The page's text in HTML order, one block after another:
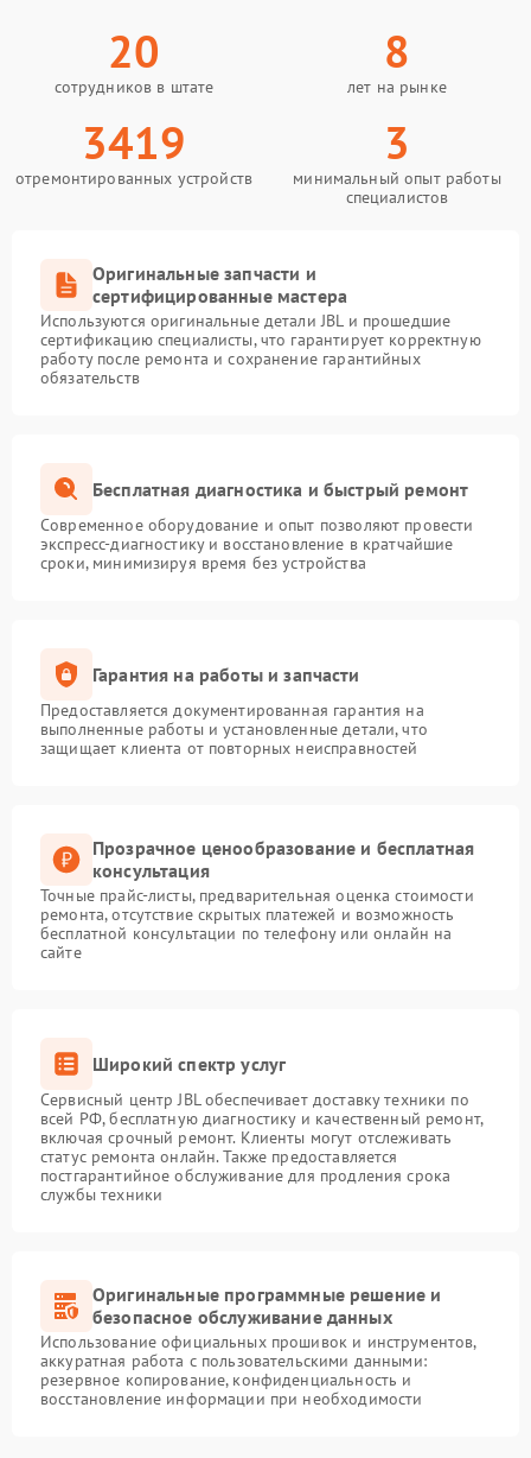
20
сотрудников в штате
8
лет на рынке
3419
отремонтированных устройств
3
минимальный опыт работы
специалистов
Оригинальные запчасти и
сертифицированные мастера
Используются оригинальные детали JBL и прошедшие
сертификацию специалисты, что гарантирует корректную
работу после ремонта и сохранение гарантийных
обязательств
Бесплатная диагностика и быстрый ремонт
Современное оборудование и опыт позволяют провести
экспресс-диагностику и восстановление в кратчайшие
сроки, минимизируя время без устройства
Гарантия на работы и запчасти
Предоставляется документированная гарантия на
выполненные работы и установленные детали, что
защищает клиента от повторных неисправностей
Прозрачное ценообразование и бесплатная
консультация
Точные прайс-листы, предварительная оценка стоимости
ремонта, отсутствие скрытых платежей и возможность
бесплатной консультации по телефону или онлайн на
сайте
Широкий спектр услуг
Сервисный центр JBL обеспечивает доставку техники по
всей РФ, бесплатную диагностику и качественный ремонт,
включая срочный ремонт. Клиенты могут отслеживать
статус ремонта онлайн. Также предоставляется
постгарантийное обслуживание для продления срока
службы техники
Оригинальные программные решение и
безопасное обслуживание данных
Использование официальных прошивок и инструментов,
аккуратная работа с пользовательскими данными:
резервное копирование, конфиденциальность и
восстановление информации при необходимости